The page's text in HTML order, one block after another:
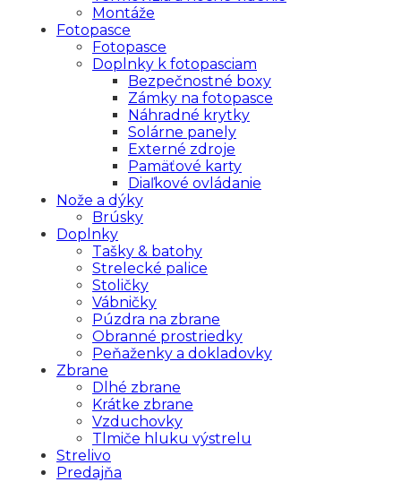
Montáže
Fotopasce
Fotopasce
Doplnky k fotopasciam
Bezpečnostné boxy
Zámky na fotopasce
Náhradné krytky
Solárne panely
Externé zdroje
Pamäťové karty
Diaľkové ovládanie
Nože a dýky
Brúsky
Doplnky
Tašky & batohy
Strelecké palice
Stoličky
Vábničky
Púzdra na zbrane
Obranné prostriedky
Peňaženky a dokladovky
Zbrane
Dlhé zbrane
Krátke zbrane
Vzduchovky
Tlmiče hluku výstrelu
Strelivo
Predajňa